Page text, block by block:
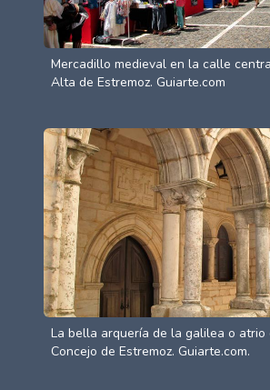
Mercadillo medieval en la calle
Alta de Estremoz. Guiarte.com
La bella arquería de la galilea o atrio
Concejo de Estremoz. Guiarte.com.